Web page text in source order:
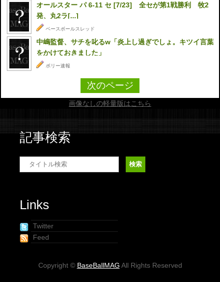
オールスター パ 6-11 セ [7/23] 全セが第1戦勝利 牧2
発、丸2ラ[...]
ベースボールスレッド
中嶋監督、サチを叱るw「炎上し過ぎでしょ。キツイ言葉
をかけておきました」
ポリー速報
次のページ
画像なしの軽量版はこちら
記事検索
Links
Twitter
Feed
Copyright © BaseBallMAG All Rights Reserved